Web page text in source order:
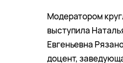
Модератором
выступила
Евгеньевна
доцент,